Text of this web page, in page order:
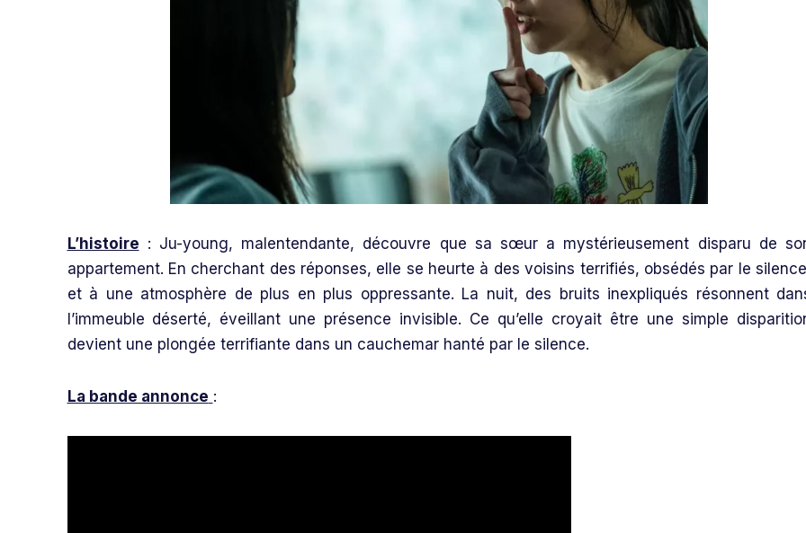
L’histoire : Ju-young, malentendante, découvre que sa sœur a mystérieusement disparu de
appartement. En cherchant des réponses, elle se heurte à des voisins terrifiés, obsédés par le
et à une atmosphère de plus en plus oppressante. La nuit, des bruits inexpliqués résonnent
l’immeuble déserté, éveillant une présence invisible. Ce qu’elle croyait être une simple
devient une plongée terrifiante dans un cauchemar hanté par le silence.
La bande annonce :